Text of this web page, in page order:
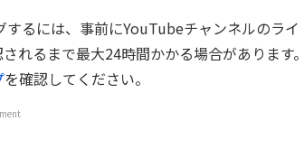
るには、事前にYouTubeチャンネルのライ
れるまで最大24時間かかる場合があります。
を確認してください。